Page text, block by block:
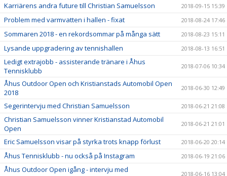
Karriärens andra future till Christian Samuelsson 2018-09-15 15:39
Problem med varmvatten i hallen - fixat 2018-08-24 17:46
Sommaren 2018 - en rekordsommar på många sätt 2018-08-23 15:11
Lysande uppgradering av tennishallen 2018-08-13 16:51
Ledigt extrajobb - assisterande tränare i Åhus
Tennisklubb
2018-07-06 10:34
Åhus Outdoor Open och Kristianstads Automobil Open
2018
2018-06-30 12:49
Segerintervju med Christian Samuelsson 2018-06-21 21:08
Christian Samuelsson vinner Kristianstad Automobil
Open
2018-06-21 21:01
Eric Samuelsson visar på styrka trots knapp förlust 2018-06-20 20:14
Åhus Tennisklubb - nu också på Instagram 2018-06-19 21:06
Åhus Outdoor Open igång - intervju med
2018-06-16 13:04